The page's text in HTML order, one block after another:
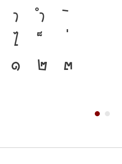
า ำ
ไ
๑ ๒ ๓